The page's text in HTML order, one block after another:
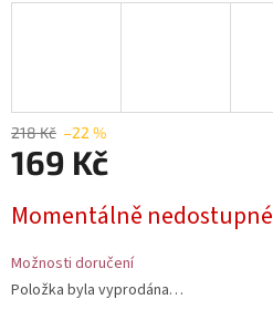
218 Kč –22 %
169 Kč
cena:
Momentálně nedostupné
Možnosti doručení
Položka byla vyprodána…